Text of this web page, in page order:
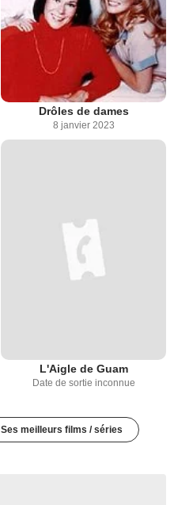
Drôles de dames
8 janvier 2023
L'Aigle de Guam
Date de sortie inconnue
Ses meilleurs films / séries